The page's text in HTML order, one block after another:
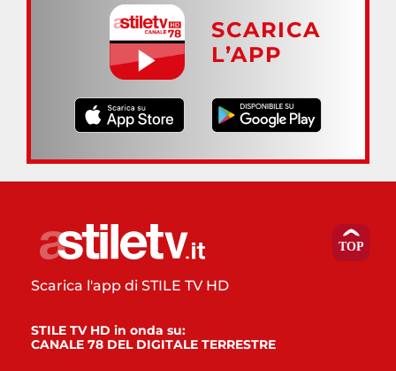
SCARICA
L’APP
Scarica l'app di STILE TV HD
STILE TV HD in onda su:
CANALE 78 DEL DIGITALE TERRESTRE